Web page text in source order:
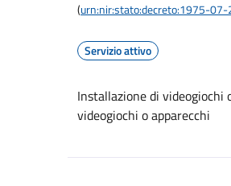
(urn:nir:stato:decreto:1975-
Servizio attivo
Installazione di videogiochi
videogiochi o apparecchi